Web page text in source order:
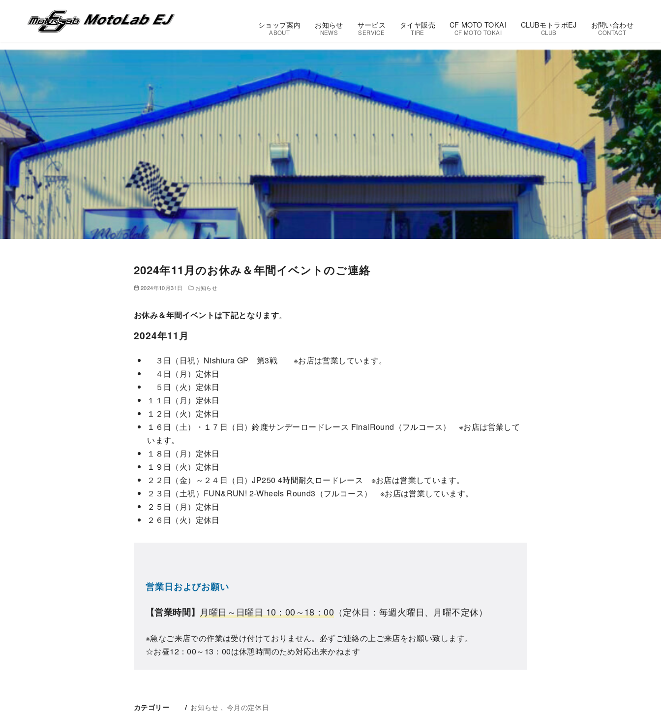
コ
ン
ン
ツ
へ
移
動
ショップ案内
ABOUT
お知らせ
NEWS
サービス
SERVICE
タイヤ販売
TIRE
CF MOTO TOKAI
CF MOTO TOKAI
CLUBモトラボEJ
CLUB
お問い合わせ
CONTACT
2024年11月のお休み＆年間イベントのご連絡
2024年10月31日 お知らせ
お休み＆年間イベントは下記となります。
2024年11月
３日（日祝）Nishiura GP 第3戦 ※お店は営業しています。
４日（月）定休日
５日（火）定休日
１１日（月）定休日
１２日（火）定休日
１６日（土）・１７日（日）鈴鹿サンデーロードレース FinalRound（フルコース） ※お店は営業して
います。
１８日（月）定休日
１９日（火）定休日
２２日（金）～２４日（日）JP250 4時間耐久ロードレース ※お店は営業しています。
２３日（土祝）FUN&RUN! 2-Wheels Round3（フルコース） ※お店は営業しています。
２５日（月）定休日
２６日（火）定休日
営業日およびお願い
【営業時間】月曜日～日曜日 10：00～18：00 （定休日：毎週火曜日、月曜不定休）
※急なご来店での作業は受け付けておりません。必ずご連絡の上ご来店をお願い致します。
☆お昼12：00～13：00は休憩時間のため対応出来かねます
カテゴリー お知らせ 今月の定休日